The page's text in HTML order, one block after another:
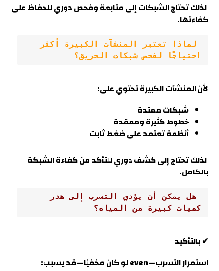
لذلك تحتاج الشبكات إلى متابعة وفحص دوري للحفاظ على
كفاءتها.
احتياجًا لفحص شبكات الحريق؟
لأن المنشآت الكبيرة تحتوي على:
شبكات ممتدة
خطوط كثيرة ومعقدة
أنظمة تعتمد على ضغط ثابت
لذلك تحتاج إلى كشف دوري للتأكد من كفاءة الشبكة
بالكامل.
كميات كبيرة من المياه؟
✔ بالتأكيد
استمرار التسرب—even لو كان مخفيًا—قد يسبب: